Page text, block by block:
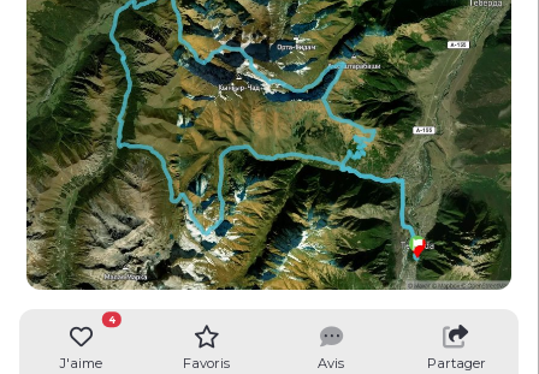
J'aime
4
Favoris Avis Partager